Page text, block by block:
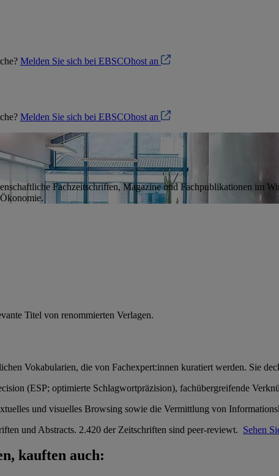
Melden Sie sich bei EBSCOhost an
Melden Sie sich bei EBSCOhost an
Fachzeitschriften, Magazine und Fachpublikationen im
Titel von renommierten Verlagen.
Vokabularien, die von Fachexpert:innen kuratiert werden. Sie
(ESP; optimierte Schlagwortpräzision), fachübergreifende
und visuelles Browsing sowie die Vermittlung von
und Abstracts. 2.420 der Zeitschriften sind peer-reviewt. Sehen
kauften auch: